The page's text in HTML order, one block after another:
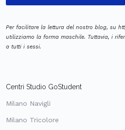
Per facilitare la lettura del nostro blog, su
utilizziamo la forma maschile. Tuttavia, i
a tutti i sessi.
Centri Studio GoStudent
Milano Navigli
Milano Tricolore